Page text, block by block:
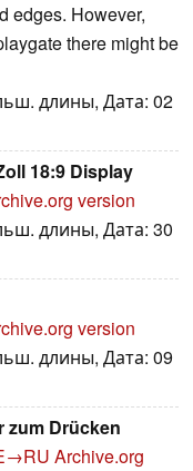
edges. However,
there might be
длины, Дата: 02
18:9 Display
version
длины, Дата: 30
version
длины, Дата: 09
Drücken
Archive.org